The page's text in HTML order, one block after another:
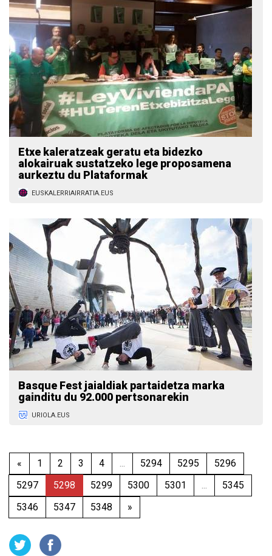
Etxe kaleratzeak geratu eta bidezko
alokairuak sustatzeko lege proposamena
aurkeztu du Plataformak
EUSKALERRIAIRRATIA.EUS
Basque Fest jaialdiak partaidetza marka
gainditu du 92.000 pertsonarekin
URIOLA.EUS
« 1 2 3 4 ... 5294 5295
5296
5297
5298 5299 5300 5301 ...
5345
5346
5347 5348 »